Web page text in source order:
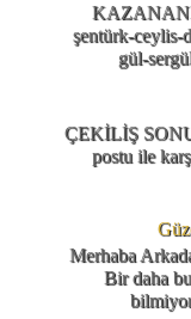
şentürk-ceylis-
gül-
ÇEKİLİŞ
postu ile
Merhaba
Bir daha